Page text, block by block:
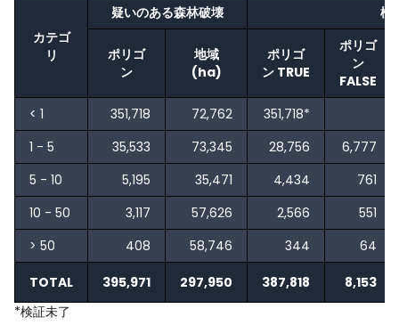
インドネシアにおける2024年の森
林破壊の現状
カテゴ
リ
疑いのある森林破壊 検
ポリゴ
ン
地域
(ha)
ポリゴ
ン TRUE
ポリゴ
ン
FALSE
< 1
351,718 72,762
351,718*
1 - 5
35,533 73,345 28,756
6,777
5 - 10
5,195 35,471 4,434
761
10 - 50
3,117 57,626 2,566
551
> 50
408 58,746 344 64
TOTAL 395,971 297,950 387,818
8,153
*検証未了